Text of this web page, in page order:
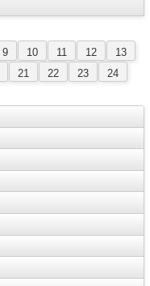
9 10 11 12
13
21 22 23
24